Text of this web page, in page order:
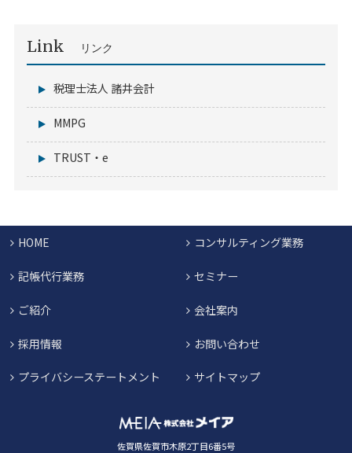
Link リンク
税理士法人 諸井会計
MMPG
TRUST・e
HOME コンサルティング業務
記帳代行業務 セミナー
ご紹介 会社案内
採用情報 お問い合わせ
プライバシーステートメント サイトマップ
佐賀県佐賀市木原2丁目6番5号